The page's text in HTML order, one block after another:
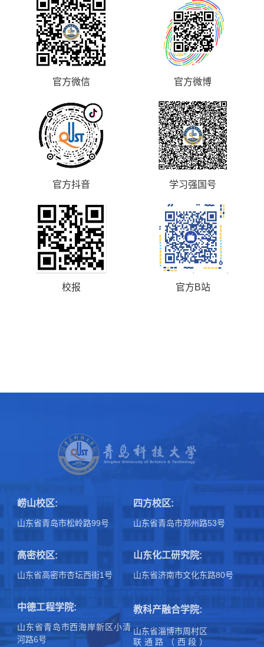
官方微信 官方微博
官方抖音 学习强国号
校报 官方B站
崂山校区:
山东省青岛市松岭路99号
四方校区:
山东省青岛市郑州路53号
高密校区:
山东省高密市杏坛西街1号
山东化工研究院:
山东省济南市文化东路80号
中德工程学院:
山东省青岛市西海岸新区小清
河路6号
教科产融合学院:
山东省淄博市周村区
联通路（西段）